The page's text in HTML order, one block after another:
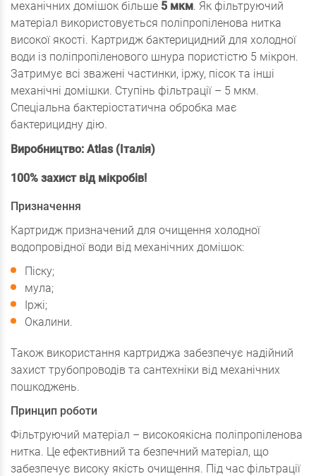
механічних домішок більше 5 мкм. Як фільтруючий
матеріал використовується поліпропіленова нитка
високої якості. Картридж бактерицидний для холодної
води із поліпропіленового шнура пористістю 5 мікрон.
Затримує всі зважені частинки, іржу, пісок та інші
механічні домішки. Ступінь фільтрації – 5 мкм.
Спеціальна бактеріостатична обробка має
бактерицидну дію.
Виробництво: Atlas (Італія)
100% захист від мікробів!
Призначення
Картридж призначений для очищення холодної
водопровідної води від механічних домішок:
Піску;
мула;
Іржі;
Окалини.
Також використання картриджа забезпечує надійний
захист трубопроводів та сантехніки від механічних
пошкоджень.
Принцип роботи
Фільтруючий матеріал – високоякісна поліпропіленова
нитка. Це ефективний та безпечний матеріал, що
забезпечує високу якість очищення. Під час фільтрації